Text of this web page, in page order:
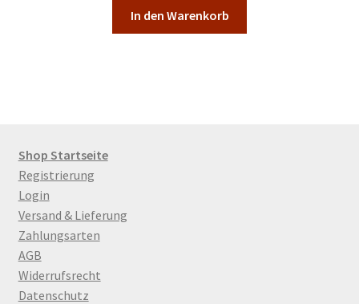
In den Warenkorb
Shop Startseite
Registrierung
Login
Versand & Lieferung
Zahlungsarten
AGB
Widerrufsrecht
Datenschutz